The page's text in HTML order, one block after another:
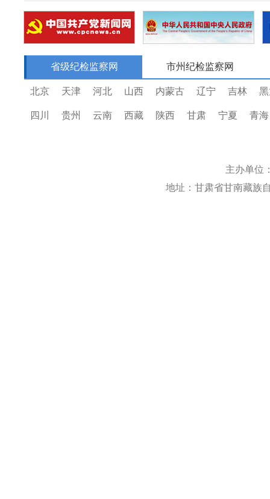
省级纪检监察网 市州纪检监察网
北京 天津 河北 山西 内蒙古 辽宁 吉林
四川 贵州 云南 西藏 陕西 甘肃 宁夏 青海
主办单位
地址：甘肃省甘南藏族